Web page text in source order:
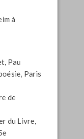
à
Pau
Paris
de
du Livre,